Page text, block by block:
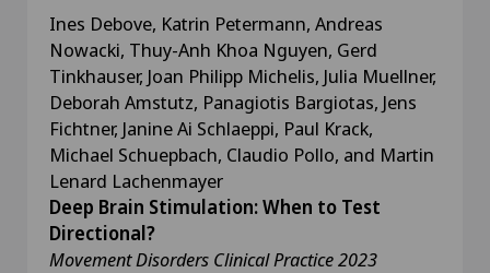
Ines Debove, Katrin Petermann, Andreas
Nowacki, Thuy-Anh Khoa Nguyen, Gerd
Tinkhauser, Joan Philipp Michelis, Julia Muellner,
Deborah Amstutz, Panagiotis Bargiotas, Jens
Fichtner, Janine Ai Schlaeppi, Paul Krack,
Michael Schuepbach, Claudio Pollo, and Martin
Lenard Lachenmayer
Deep Brain Stimulation: When to Test
Directional?
Movement Disorders Clinical Practice 2023